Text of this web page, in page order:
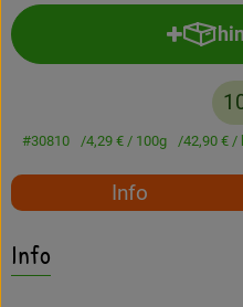
Gratis Ökokiste im
Veranstaltungen
Entdecken
Über uns
#30810 4,29 € / 100g 42,90 € /
Info
Info